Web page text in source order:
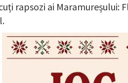
rapsozi ai Maramureșului: